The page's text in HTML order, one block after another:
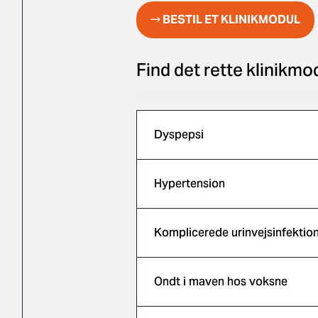
→ BESTIL ET KLINIKMODUL
Find det rette
Dyspepsi
Hypertension
Komplicerede
Ondt i maven hos voksne